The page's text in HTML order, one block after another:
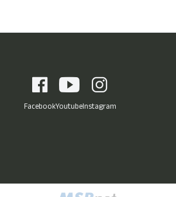
FacebookYoutubeInstagram